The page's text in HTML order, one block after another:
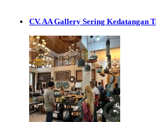
CV. AA Gallery Sering Kedatangan